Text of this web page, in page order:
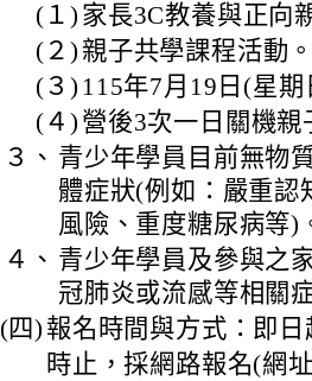
(１) 家長3C教養與正向
(２)親子共學課程活動。
(３) 115年7月19日(星期
(４) 營後3次一日關機親
３、 青少年學員目前無物
體症狀(例如：嚴重認
風險、重度糖尿病等)
４、 青少年學員及參與之
冠肺炎或流感等相關
(四) 報名時間與方式：即
時止，採網路報名(網